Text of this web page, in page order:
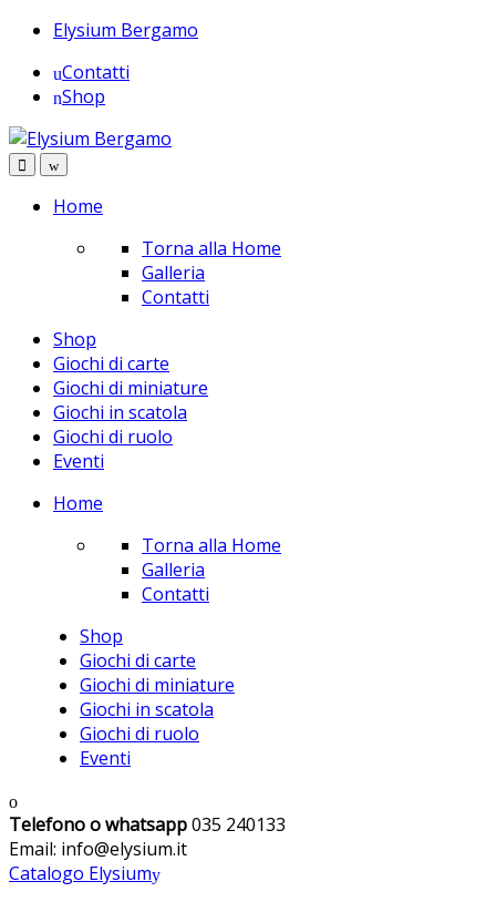
Skip
navigation
Skip
content
Elysium Bergamo
Contatti
Shop
Home
Torna alla Home
Galleria
Contatti
Shop
Giochi di carte
Giochi di miniature
Giochi in scatola
Giochi di ruolo
Eventi
Home
Torna alla Home
Galleria
Contatti
Shop
Giochi di carte
Giochi di miniature
Giochi in scatola
Giochi di ruolo
Eventi
Telefono o whatsapp035 240133
Email: info@elysium.it
Catalogo Elysium